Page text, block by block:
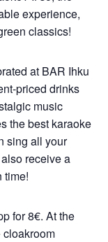
experience,
classics!
at BAR Ihku
priced drinks
music
the best karaoke
sing all your
receive a
time!
for 8€. At the
cloakroom